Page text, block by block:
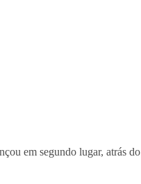
em segundo lugar, atrás